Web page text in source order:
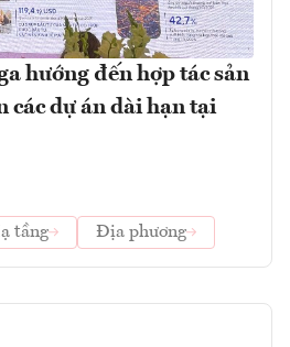
hướng đến hợp tác sản
các dự án dài hạn tại
tầng Địa phương